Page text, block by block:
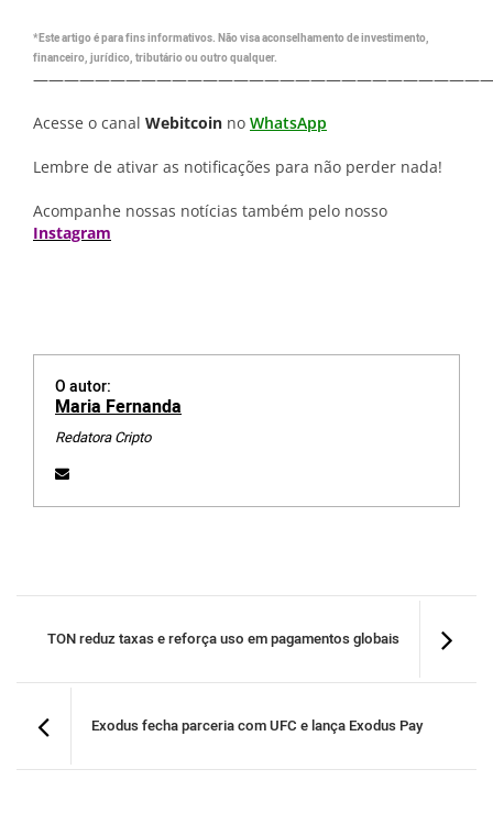
*Este artigo é para fins informativos. Não visa aconselhamento de investimento,
financeiro, jurídico, tributário ou outro qualquer.
Acesse o canal Webitcoin no WhatsApp
Lembre de ativar as notificações para não perder nada!
Acompanhe nossas notícias também pelo nosso
Instagram
O autor:
Maria Fernanda
Redatora Cripto
TON reduz taxas e reforça uso em pagamentos globais
Exodus fecha parceria com UFC e lança Exodus Pay